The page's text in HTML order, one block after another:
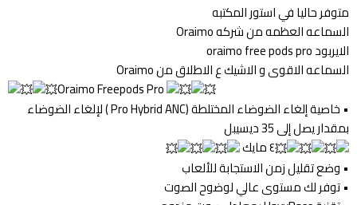
متوفر حاليا في استور المكتبه
السماعه العظمه من شركه Oraimo
الايربود oraimo free pods pro
السماعه الاقوى و الاشيك ع الاطلاق من Oraimo
Oraimo Freepods Pro
• خاصية إلغاء الضوضاء المختلطة (Pro Hybrid ANC ) لإلغاء الضوضاء
بمقدار يصل إلى 35 ديسيبل
٤ مايك
• وضع تقليل زمن الاستجابة للألعاب
• توفر لك مستوى عالي لوضوح الصوت